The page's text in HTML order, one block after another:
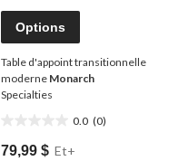
Options
Table d'appoint transitionnelle
moderne Monarch
Specialties
0.0 (0)
étoile(s)
79,99 $ Et+